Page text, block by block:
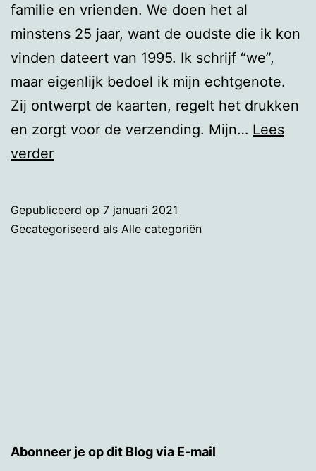
familie en vrienden. We doen het al
minstens 25 jaar, want de oudste die ik kon
vinden dateert van 1995. Ik schrijf “we”,
maar eigenlijk bedoel ik mijn echtgenote.
Zij ontwerpt de kaarten, regelt het drukken
en zorgt voor de verzending. Mijn… Lees
verderHet
niet
Gepubliceerd op 7 januari 2021
Gecategoriseerd als Alle categoriën
Abonneer je op dit Blog via E-mail